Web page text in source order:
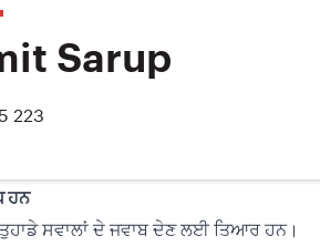
Sarup
223
ਹਨ
ਤੁਹਾਡੇ ਸਵਾਲਾਂ ਦੇ ਜਵਾਬ ਦੇਣ ਲਈ ਤਿਆਰ ਹਨ।